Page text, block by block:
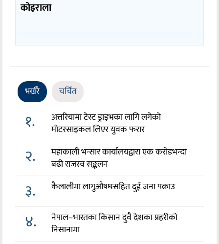
कोइराला
भर्खरै चर्चित
१.
अत्तरियामा टेस्ट ड्राइभका लागि लगेको
मोटरसाइकल लिएर युवक फरार
२.
महाकाली भन्सार कार्यालयद्वारा एक करोडभन्दा
बढी राजस्व सङ्कलन
३. कैलालीमा लागुऔषधसहित दुई जना पक्राउ
४.
नेपाल–भारतका किसान दुवै देशका प्रहरीको
निसानामा